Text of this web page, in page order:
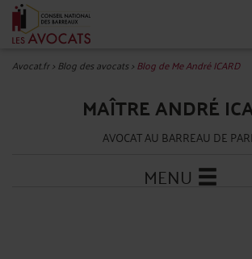
Avocat.fr>Blog des avocats>Blog de Me André ICARD
MAÎTRE ANDRÉ
AVOCAT AU BARREAU DE
MENU